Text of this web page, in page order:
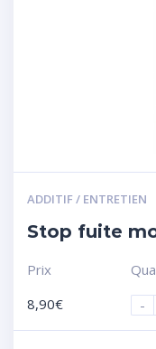
ADDITIF / ENTRETIEN
Stop fuite
Prix
8,90€
-